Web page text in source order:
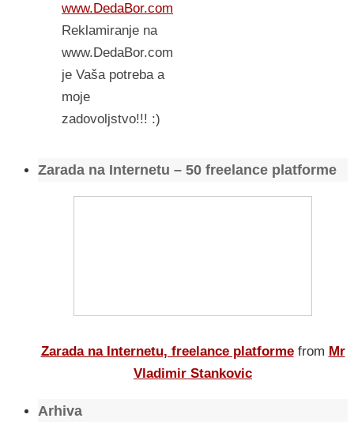
www.DedaBor.com
Reklamiranje na
www.DedaBor.com
je Vaša potreba a
moje
zadovoljstvo!!! :)
Zarada na Internetu – 50 freelance platforme
Zarada na Internetu, freelance platforme from Mr
Vladimir Stankovic
Arhiva